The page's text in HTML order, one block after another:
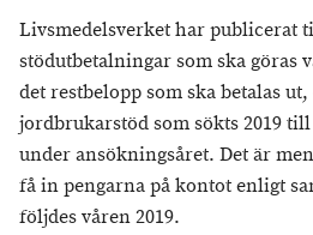
Livsmedelsverket har publicerat
stödutbetalningar som ska göras
det restbelopp som ska betalas
jordbrukarstöd som sökts 2019
under ansökningsåret. Det är
få in pengarna på kontot enligt
följdes våren 2019.